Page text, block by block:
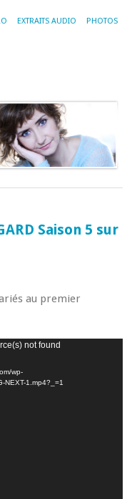
EXTRAITS AUDIO PHOTOS
Saison 5 sur
au premier
not found
wp-
NEXT-1.mp4?_=1